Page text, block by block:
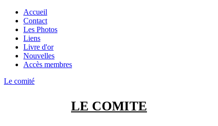
Accueil
Contact
Les Photos
Liens
Livre d'or
Nouvelles
Accès membres
Le comité
LE COMITE